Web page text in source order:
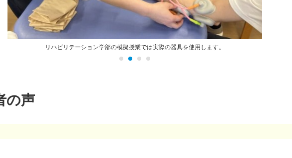
リハビリテーション学部の模擬授業では実際の器具を使用します。
の声